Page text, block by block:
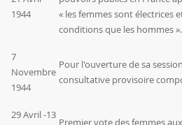
1944
« les femmes sont électrices
conditions que les hommes ».
7
Novembre
1944
Pour l'ouverture de sa
consultative provisoire
29 Avril -13
Premier vote des femmes